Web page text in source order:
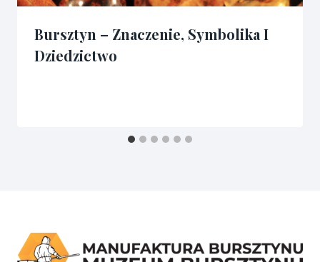
Bursztyn – Znaczenie, Symbolika I
Dziedzictwo